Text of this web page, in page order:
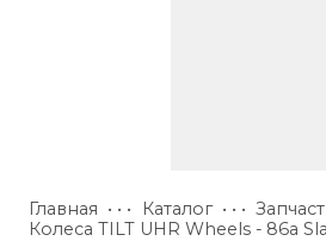
Главная • • • Каталог • • •
Колеса TILT UHR Wheels - 86a